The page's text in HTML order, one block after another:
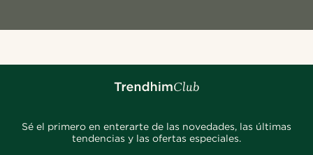
Sé el primero en enterarte de las novedades, las últimas
tendencias y las ofertas especiales.